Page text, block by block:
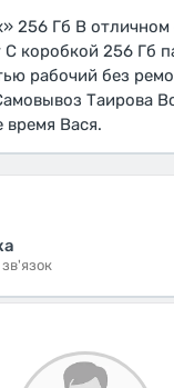
256 Гб В отличном
коробкой 256 Гб
рабочий без
Таирова
Вася.